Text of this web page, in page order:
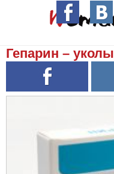
Гепарин – уколы